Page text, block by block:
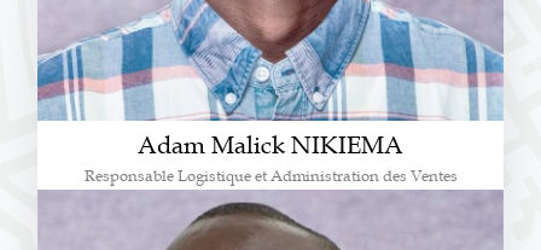
Adam Malick NIKIEMA
Responsable Logistique et Administration des Ventes